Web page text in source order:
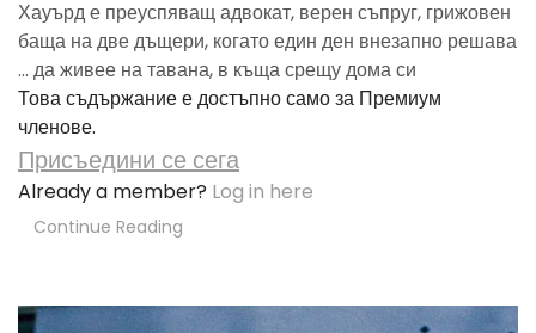
Хауърд е преуспяващ адвокат, верен съпруг, грижовен
баща на две дъщери, когато един ден внезапно решава
... да живее на тавана, в къща срещу дома си
Това съдържание е достъпно само за Премиум
членове.
Присъедини се сега
Already a member? Log in here
Continue Reading